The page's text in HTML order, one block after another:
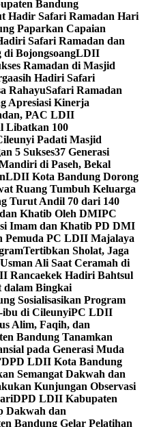
Bandung
Hadir Safari Ramadan Hari
Paparkan Capaian
Safari Ramadan dan
BojongsoangLDII
Ramadan di Masjid
Hadiri Safari
RahayuSafari Ramadan
Apresiasi Kinerja
PAC LDII
Libatkan 100
Padati Masjid
5 Sukses37 Generasi
di Paseh, Bekal
LDII Kota Bandung Dorong
Ruang Tumbuh Keluarga
Turut Andil 70 dari 140
Khatib Oleh DMIPC
Imam dan Khatib PD DMI
Pemuda PC LDII Majalaya
Tertibkan Sholat, Jaga
Ali Saat Ceramah di
Rancaekek Hadiri Bahtsul
dalam Bingkai
Sosialisasikan Program
di CileunyiPC LDII
Alim, Faqih, dan
Bandung Tanamkan
pada Generasi Muda
DPD LDII Kota Bandung
Semangat Dakwah dan
Kunjungan Observasi
DPD LDII Kabupaten
Dakwah dan
Bandung Gelar Pelatihan